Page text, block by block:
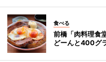
食べる
前橋「肉料理食
どーんと400グ